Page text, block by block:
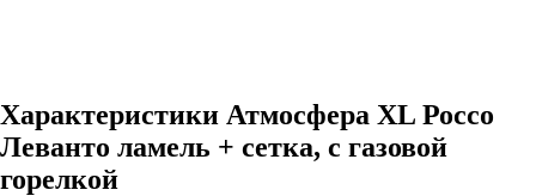
Характеристики Атмосфера XL Россо
Леванто ламель + сетка, с газовой
горелкой